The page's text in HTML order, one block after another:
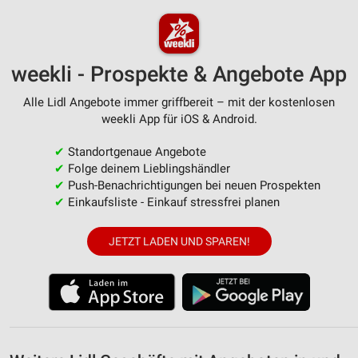
weekli - Prospekte & Angebote App
Alle Lidl Angebote immer griffbereit – mit der kostenlosen
weekli App für iOS & Android.
✔ Standortgenaue Angebote
✔ Folge deinem Lieblingshändler
✔ Push-Benachrichtigungen bei neuen Prospekten
✔ Einkaufsliste - Einkauf stressfrei planen
JETZT LADEN UND SPAREN!
Verwendung von Profilen zur Auswahl
personalisierter Inhalte
Messung der Werbeleistung
Analyse von Zielgruppen durch Statistiken oder
Kombinationen von Daten aus verschiedenen
Quellen
Verwendung reduzierter Daten zur Auswahl von
IAB-Besonderheiten:
Geräte anhand von aktiv angeforderten